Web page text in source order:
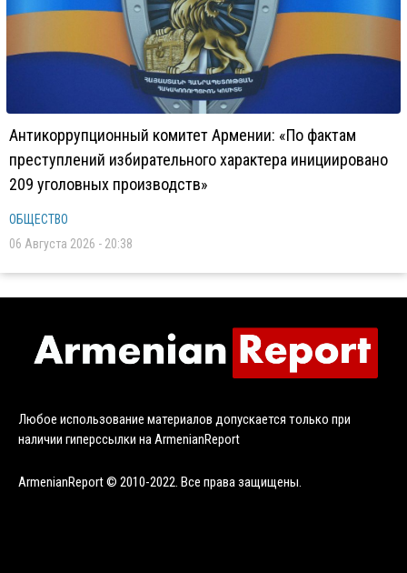
Антикоррупционный комитет Армении: «По фактам
преступлений избирательного характера инициировано
209 уголовных производств»
ОБЩЕСТВО
06 Августа 2026 - 20:38
Любое использование материалов допускается только при
наличии гиперссылки на ArmenianReport
ArmenianReport © 2010-2022. Все права защищены.